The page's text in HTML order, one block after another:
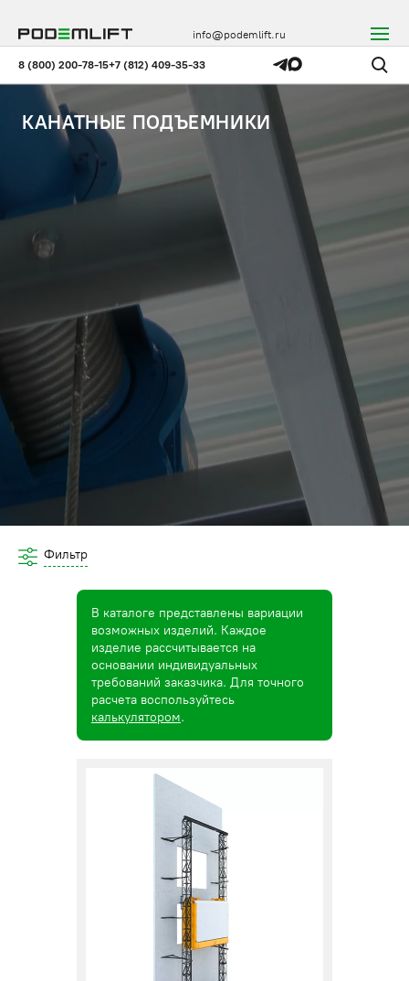
8 (800) 200-78-15+7 (812) 409-35-33
info@podemlift.ru
КАНАТНЫЕ ПОДЪЕМНИКИ
Фильтр
В каталоге представлены вариации
возможных изделий. Каждое
изделие рассчитывается на
основании индивидуальных
требований заказчика. Для точного
расчета воспользуйтесь
калькулятором.